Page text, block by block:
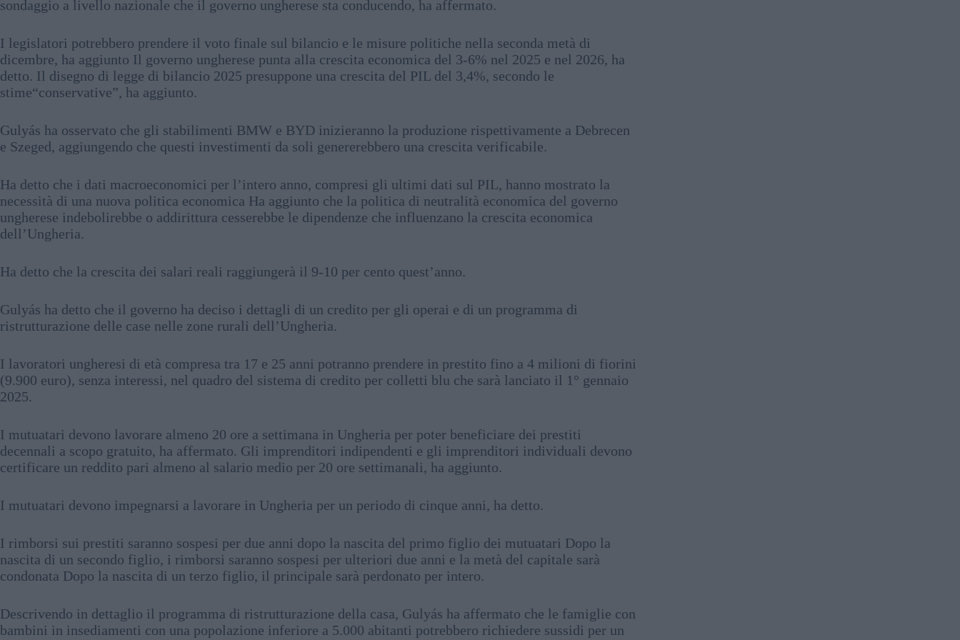
sondaggio a livello nazionale che il governo ungherese sta conducendo, ha affermato.
I legislatori potrebbero prendere il voto finale sul bilancio e le misure politiche nella seconda metà di
dicembre, ha aggiunto Il governo ungherese punta alla crescita economica del 3-6% nel 2025 e nel 2026, ha
detto. Il disegno di legge di bilancio 2025 presuppone una crescita del PIL del 3,4%, secondo le
stime“conservative”, ha aggiunto.
Gulyás ha osservato che gli stabilimenti BMW e BYD inizieranno la produzione rispettivamente a Debrecen
e Szeged, aggiungendo che questi investimenti da soli genererebbero una crescita verificabile.
Ha detto che i dati macroeconomici per l’intero anno, compresi gli ultimi dati sul PIL, hanno mostrato la
necessità di una nuova politica economica Ha aggiunto che la politica di neutralità economica del governo
ungherese indebolirebbe o addirittura cesserebbe le dipendenze che influenzano la crescita economica
dell’Ungheria.
Ha detto che la crescita dei salari reali raggiungerà il 9-10 per cento quest’anno.
Gulyás ha detto che il governo ha deciso i dettagli di un credito per gli operai e di un programma di
ristrutturazione delle case nelle zone rurali dell’Ungheria.
I lavoratori ungheresi di età compresa tra 17 e 25 anni potranno prendere in prestito fino a 4 milioni di fiorini
(9.900 euro), senza interessi, nel quadro del sistema di credito per colletti blu che sarà lanciato il 1° gennaio
2025.
I mutuatari devono lavorare almeno 20 ore a settimana in Ungheria per poter beneficiare dei prestiti
decennali a scopo gratuito, ha affermato. Gli imprenditori indipendenti e gli imprenditori individuali devono
certificare un reddito pari almeno al salario medio per 20 ore settimanali, ha aggiunto.
I mutuatari devono impegnarsi a lavorare in Ungheria per un periodo di cinque anni, ha detto.
I rimborsi sui prestiti saranno sospesi per due anni dopo la nascita del primo figlio dei mutuatari Dopo la
nascita di un secondo figlio, i rimborsi saranno sospesi per ulteriori due anni e la metà del capitale sarà
condonata Dopo la nascita di un terzo figlio, il principale sarà perdonato per intero.
Descrivendo in dettaglio il programma di ristrutturazione della casa, Gulyás ha affermato che le famiglie con
bambini in insediamenti con una popolazione inferiore a 5.000 abitanti potrebbero richiedere sussidi per un